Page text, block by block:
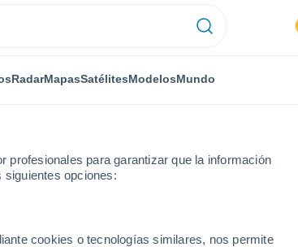
profesionales para garantizar que la información
siguientes opciones:
cookies o tecnologías similares, nos permite
RadarMapasSatélitesModelosMundo
50)